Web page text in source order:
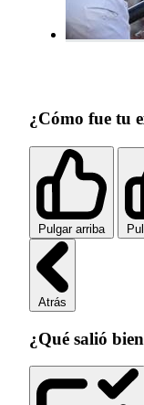
¿Cómo fue tu
Pulgar arriba
Atrás
¿Qué salió